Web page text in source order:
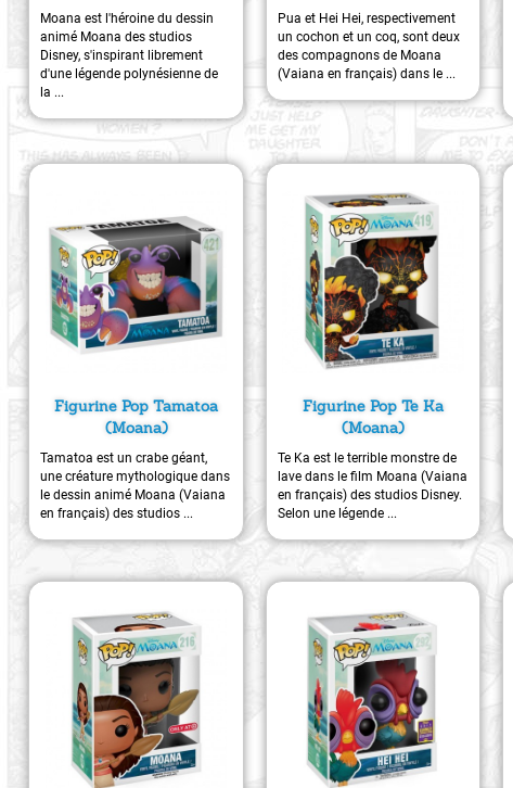
Moana est l'héroine du dessin
animé Moana des studios
Disney, s'inspirant librement
d'une légende polynésienne de
la ...
Pua et Hei Hei, respectivement
un cochon et un coq, sont deux
des compagnons de Moana
(Vaiana en français) dans le ...
Figurine Pop Tamatoa
(Moana)
Tamatoa est un crabe géant,
une créature mythologique dans
le dessin animé Moana (Vaiana
en français) des studios ...
Figurine Pop Te Ka
(Moana)
Te Ka est le terrible monstre de
lave dans le film Moana (Vaiana
en français) des studios Disney.
Selon une légende ...